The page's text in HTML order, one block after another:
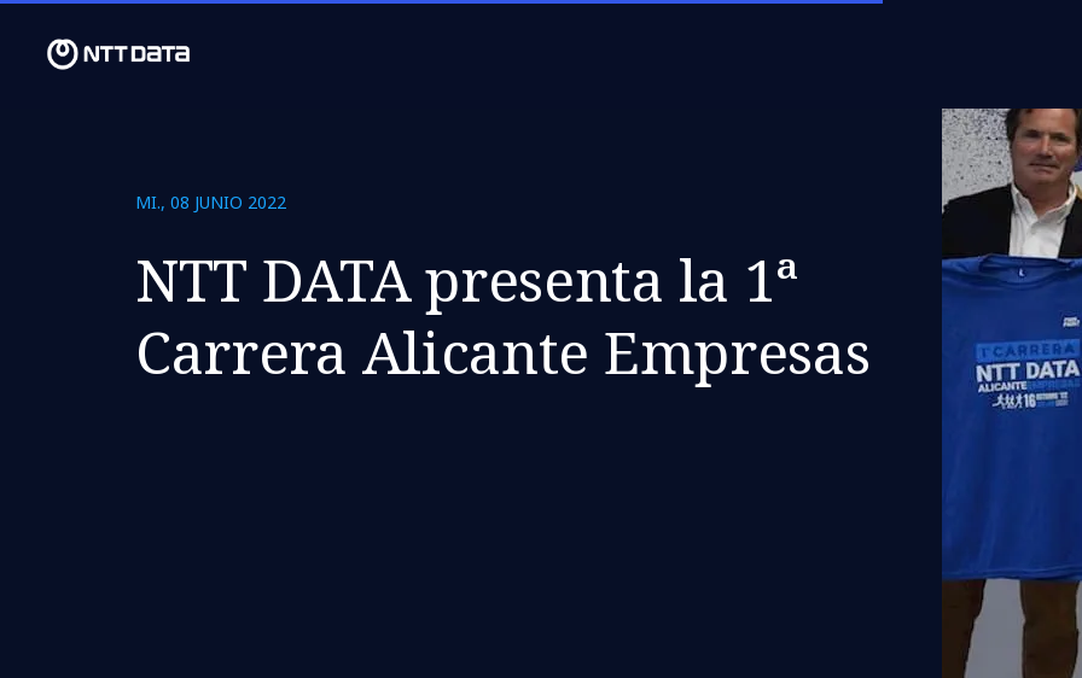
MI., 08 JUNIO 2022
NTT DATA presenta la 1ª
Carrera Alicante Empresas